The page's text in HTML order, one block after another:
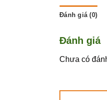
Đánh giá (0)
Đánh giá
Chưa có